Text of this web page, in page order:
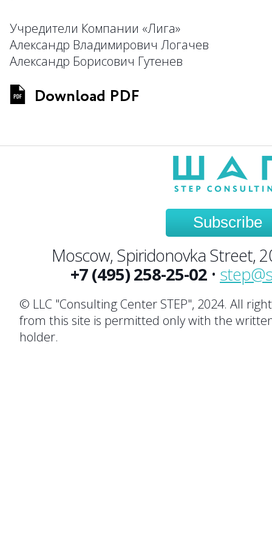
Учредители Компании «Лига»
Александр Владимирович Логачев
Александр Борисович Гутенев
Download PDF
Subscribe
Moscow, Spiridonovka Street,
+7 (495) 258-25-02 •
© LLC "Consulting Center STEP", 2024. All
from this site is permitted only with the
holder.